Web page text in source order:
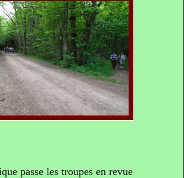
passe les troupes en revue